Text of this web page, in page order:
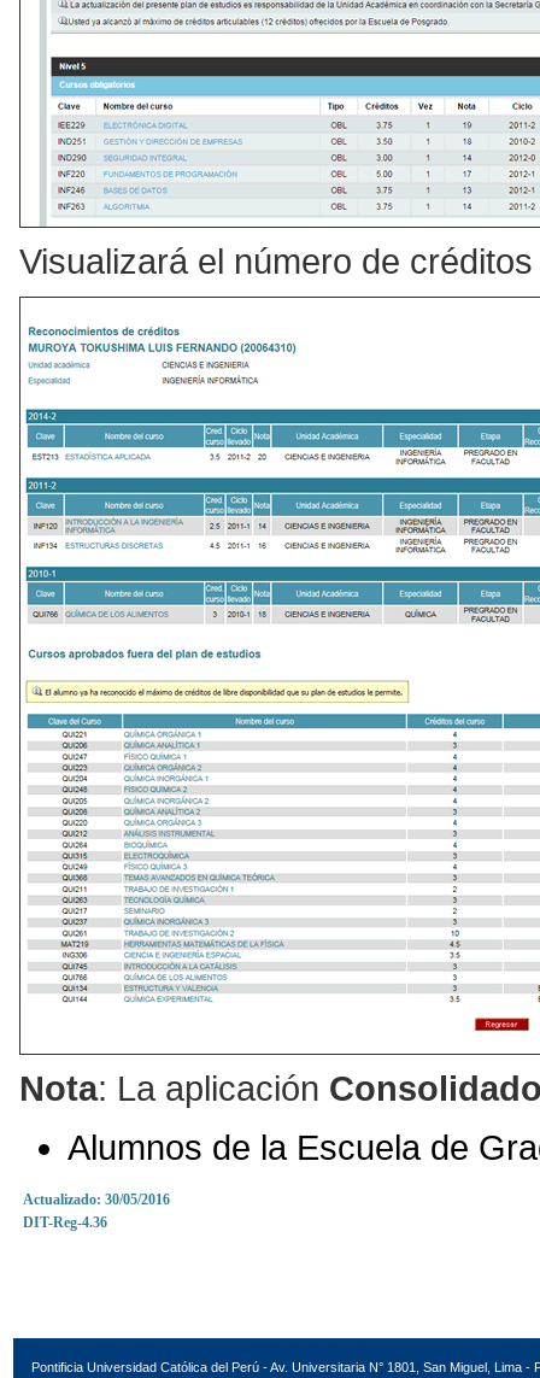
Visualizará el número de
Nota: La aplicación
Alumnos de la Escuela de
Actualizado: 30/05/2016
DIT-Reg-4.36
Pontificia Universidad Católica del Perú - Av. Universitaria N° 1801, San Miguel, Lima -